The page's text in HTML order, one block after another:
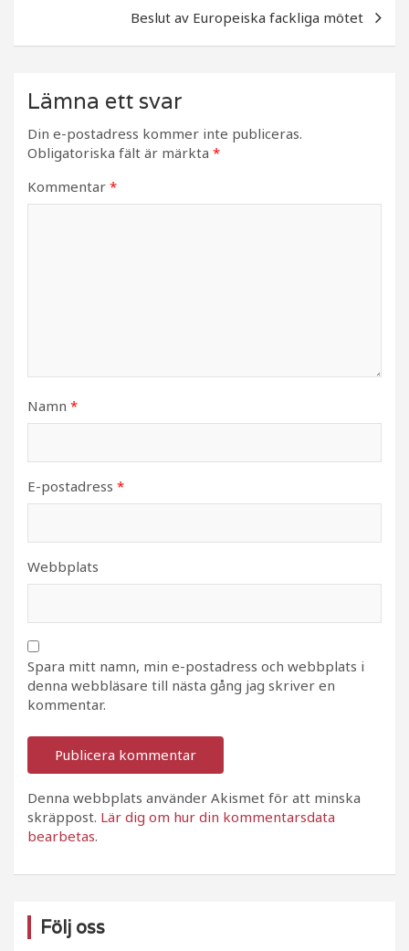
k Beslut av Europeiska fackliga mötet
Lämna ett svar
Din e-postadress kommer inte publiceras.
Obligatoriska fält är märkta *
Kommentar *
Namn *
E-postadress *
Webbplats
Spara mitt namn, min e-postadress och webbplats i
denna webbläsare till nästa gång jag skriver en
kommentar.
Denna webbplats använder Akismet för att minska
skräppost. Lär dig om hur din kommentarsdata
bearbetas.
Följ oss